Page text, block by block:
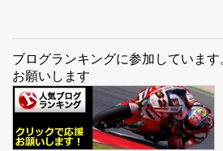
ブログランキングに参加していま
お願いします